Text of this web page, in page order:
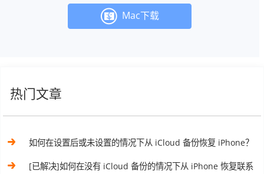
Mac下载
热门文章
如何在设置后或未设置的情况下从 iCloud 备份恢复 iPhone？
[已解决]如何在没有 iCloud 备份的情况下从 iPhone 恢复联系